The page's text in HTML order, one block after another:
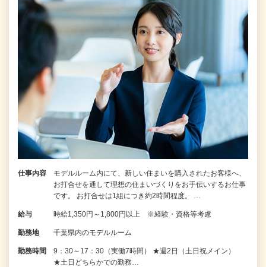
仕事内容
モデルルーム内にて、新しい住まいを購入されたお客様へ、
お打合せを通して理想の住まいづくりをお手伝いするお仕事
です。 お打合せは1組につき約2時間程度。 …
給与 時給1,350円～1,800円以上 ※経験・資格等考慮
勤務地 千葉県内のモデルルーム
勤務時間
9：30～17：30（実働7時間） ★週2日（土日祝メイン）
★土日どちらかでの勤務…